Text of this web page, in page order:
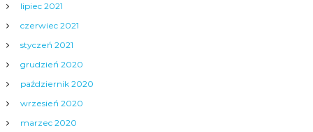
lipiec 2021
czerwiec 2021
styczeń 2021
grudzień 2020
październik 2020
wrzesień 2020
marzec 2020